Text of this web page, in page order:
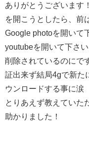
ありがとうございます
を開こうとしたら、前
Google photoを開いて
youtubeを開いて下さ
削除されているのに
証出来ず結局4gで新た
ウンロードする事に涙
とりあえず教えていた
助かりました！